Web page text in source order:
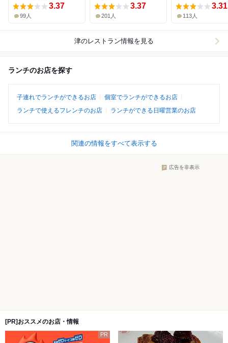
3.37
99人
3.37
201人
3.31
113人
津のレストラン情報を見る
ランチのお店を探す
子連れでランチができるお店
個室でランチができるお店
ランチで使えるフレンチのお店
ランチができる日曜営業のお店
関連の情報をすべて表示する
広告を非表示
[PR]おススメのお店・情報
PR